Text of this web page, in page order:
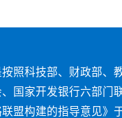
照科技部、财政部、
国家开发银行六部门
盟构建的指导意见》